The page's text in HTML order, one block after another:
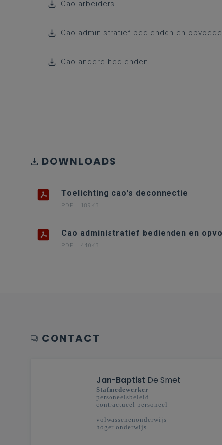
Cao arbeiders
Cao administratief bedienden en
Cao andere bedienden
DOWNLOADS
Toelichting cao's deconnectie
PDF 189KB
Cao administratief bedienden en
PDF 440KB
CONTACT
Jan-Baptist De Smet
Stafmedewerker
personeelsbeleid
contractueel personeel
volwassenenonderwijs
hoger onderwijs